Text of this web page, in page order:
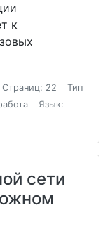
к
Страниц: 22
Тип
Язык:
сети